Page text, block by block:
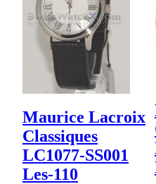
Maurice Lacroix
Classiques
LC1077-SS001
Les-110